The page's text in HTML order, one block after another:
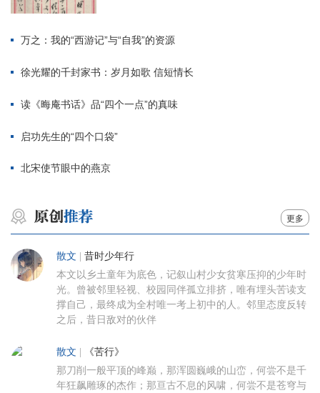
万之：我的“西游记”与“自我”的资源
徐光耀的千封家书：岁月如歌 信短情长
读《晦庵书话》品“四个一点”的真味
启功先生的“四个口袋”
北宋使节眼中的燕京
更多
散文 | 昔时少年行
本文以乡土童年为底色，记叙山村少女贫寒压抑的少年时
光。曾被邻里轻视、校园同伴孤立排挤，唯有埋头苦读支
撑自己，最终成为全村唯一考上初中的人。邻里态度反转
之后，昔日敌对的伙伴
散文 | 《苦行》
那刀削一般平顶的峰巅，那浑圆巍峨的山峦，何尝不是千
年狂飙雕琢的杰作；那亘古不息的风啸，何尝不是苍穹与